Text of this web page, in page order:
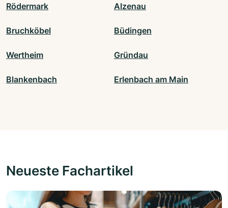
Rödermark Alzenau
Bruchköbel Büdingen
Wertheim Gründau
Blankenbach Erlenbach am Main
Neueste Fachartikel